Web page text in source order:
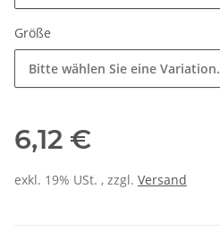
Größe
Bitte wählen Sie eine Variation.
6,12 €
exkl. 19% USt. , zzgl. Versand